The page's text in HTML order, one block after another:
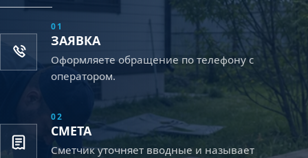
01
ЗАЯВКА
Оформляете обращение по телефону с
оператором.
02
СМЕТА
Сметчик уточняет вводные и называет